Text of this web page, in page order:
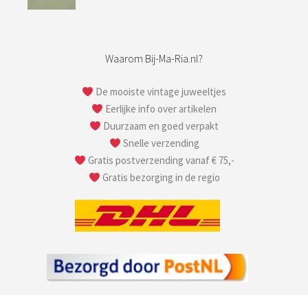
Waarom Bij-Ma-Ria.nl?
De mooiste vintage juweeltjes
Eerlijke info over artikelen
Duurzaam en goed verpakt
Snelle verzending
Gratis postverzending vanaf € 75,-
Gratis bezorging in de regio